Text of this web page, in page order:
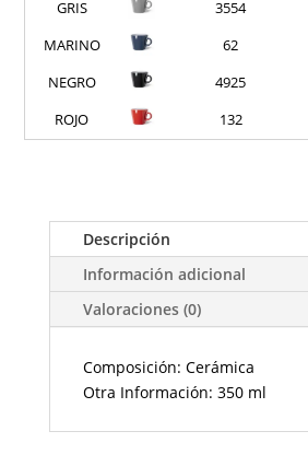
GRIS
3554
MARINO
62
NEGRO
4925
ROJO
132
Descripción
Información adicional
Valoraciones (0)
Composición: Cerámica
Otra Información: 350 ml